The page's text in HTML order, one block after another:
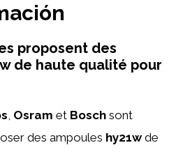
proposent des
de haute qualité pour
, Osram et Bosch sont
des ampoules hy21w de